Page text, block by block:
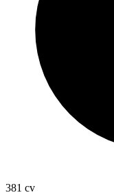
381 cv